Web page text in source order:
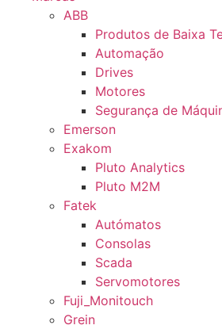
ABB
Produtos de Baixa
Automação
Drives
Motores
Segurança de
Emerson
Exakom
Pluto Analytics
Pluto M2M
Fatek
Autómatos
Consolas
Scada
Servomotores
Fuji_Monitouch
Grein